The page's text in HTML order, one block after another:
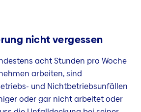
nicht vergessen
acht Stunden pro Woche
arbeiten, sind
und Nichtbetriebsunfällen
oder gar nicht arbeitet oder